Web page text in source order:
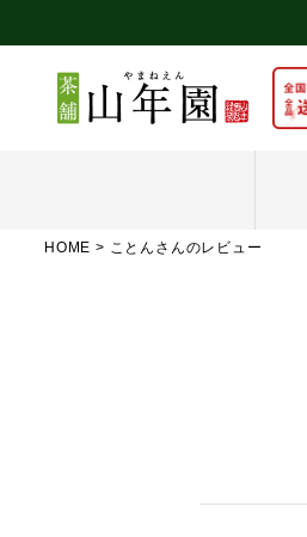
HOME ことんさんのレビュー